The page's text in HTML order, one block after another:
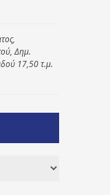
Δημ.
17,50 τ.μ.